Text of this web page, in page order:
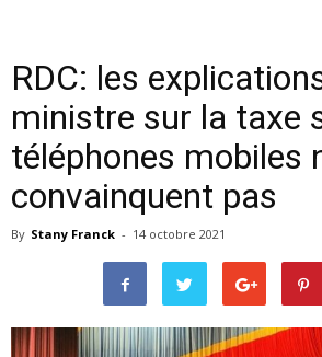
RDC: les
ministre sur la taxe
téléphones mobiles
convainquent pas
By Stany Franck - 14 octobre 2021